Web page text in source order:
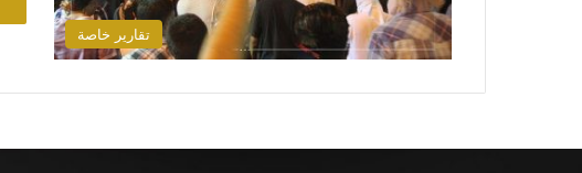
تقارير خاصة